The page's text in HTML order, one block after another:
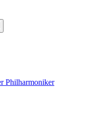
Philharmoniker